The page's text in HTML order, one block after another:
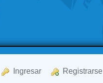
Ingresar Registrarse